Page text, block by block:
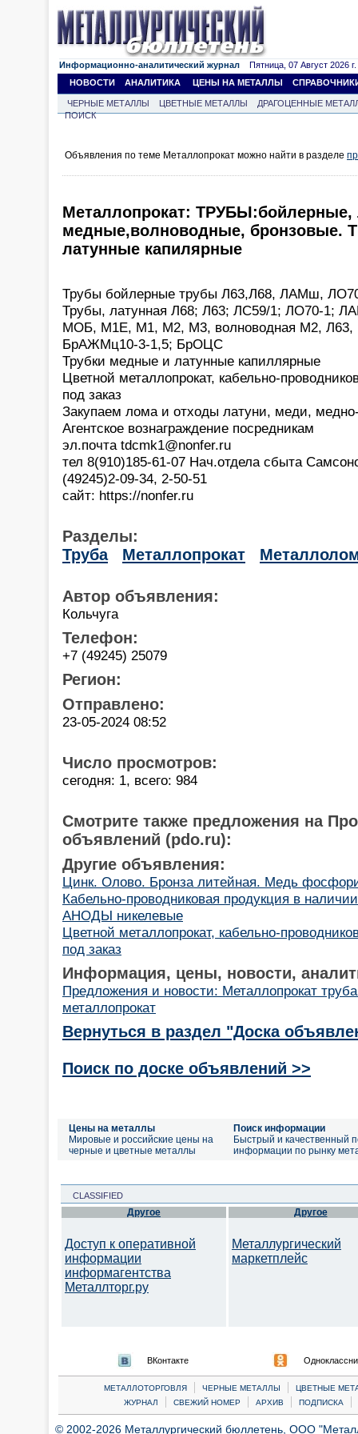
Информационно-аналитический журнал Пятница, 07 Август 2026 г.
НОВОСТИ
АНАЛИТИКА ЦЕНЫ НА МЕТАЛЛЫ
ЧЕРНЫЕ МЕТАЛЛЫ ЦВЕТНЫЕ МЕТАЛЛЫ
ДРАГОЦЕННЫЕ
ПОИСК
Объявления по теме Металлопрокат можно найти в разделе
Металлопрокат: ТРУБЫ:бойлерные,
медные,волноводные, бронзовые.
латунные капилярные
Трубы бойлерные трубы Л63,Л68, ЛАМш,
Трубы, латунная Л68; Л63; ЛС59/1; ЛО70-1;
МОБ, М1Е, М1, М2, М3, волноводная М2, Л63,
БрАЖМц10-3-1,5; БрОЦС
Трубки медные и латунные капиллярные
Цветной металлопрокат, кабельно-
под заказ
Закупаем лома и отходы латуни, меди,
Агентское вознаграждение посредникам
эл.почта tdcmk1@nonfer.ru
тел 8(910)185-61-07 Нач.отдела сбыта
(49245)2-09-34, 2-50-51
сайт: https://nonfer.ru
Разделы:
Труба
Металлопрокат
Автор объявления:
Кольчуга
Телефон:
+7 (49245) 25079
Регион:
Отправлено:
23-05-2024 08:52
Число просмотров:
сегодня: 1, всего: 984
Смотрите также предложения на
объявлений (pdo.ru):
Другие объявления:
Цинк. Олово. Бронза литейная. Медь
Кабельно-проводниковая продукция в
АНОДЫ никелевые
Цветной металлопрокат, кабельно-
под заказ
Информация, цены, новости,
Предложения и новости: Металлопрокат
металлопрокат
Вернуться в раздел "Доска
Поиск по доске объявлений >>
Цены на металлы
Мировые и российские цены на
черные и цветные металлы
Поиск информации
Быстрый и качественный
информации по рынку
CLASSIFIED
Другое
Доступ к оперативной
информации
информагентства
Металлторг.ру
Другое
Металлургический
маркетплейс
ВКонтакте
МЕТАЛЛОТОРГОВЛЯ | ЧЕРНЫЕ МЕТАЛЛЫ |
ЦВЕТНЫЕ
ЖУРНАЛ
| СВЕЖИЙ НОМЕР | АРХИВ | ПОДПИСКА |
© 2002-2026 Металлургический бюллетень, ООО